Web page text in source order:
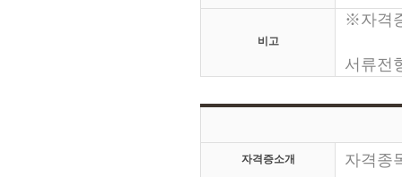
비고
※자격
서류전
자격증소개 자격종